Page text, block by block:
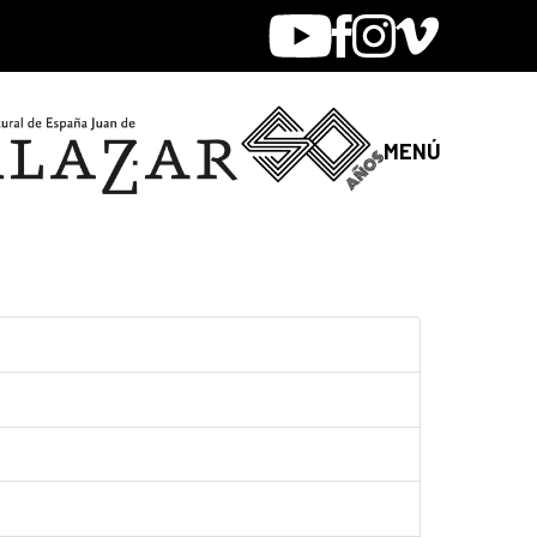
YoutubeFacebook
Instagram
Vimeo
MENÚ